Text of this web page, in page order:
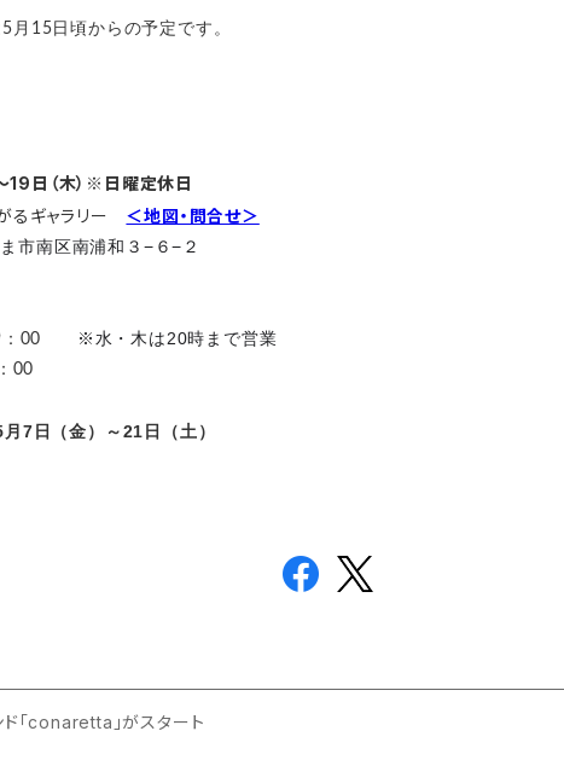
月15日頃からの予定です。
19日（木）※日曜定休日
るギャラリー ＜地図・問合せ＞
市南区南浦和３−６−２
：00 ※水・木は20時まで営業
月7日（金）～21日（土）
ド「conaretta」がスタート